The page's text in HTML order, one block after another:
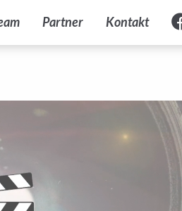
Partner Kontakt